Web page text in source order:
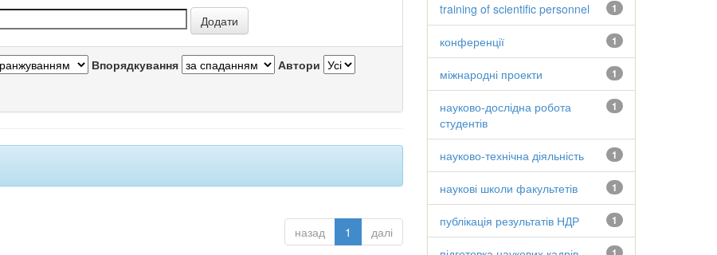
Впорядкування Автори
назад 1 далі
1
training of scientific personnel
1
конференції
1
міжнародні проекти
1
науково-дослідна робота
студентів
1
науково-технічна діяльність
1
наукові школи факультетів
1
публікація результатів НДР